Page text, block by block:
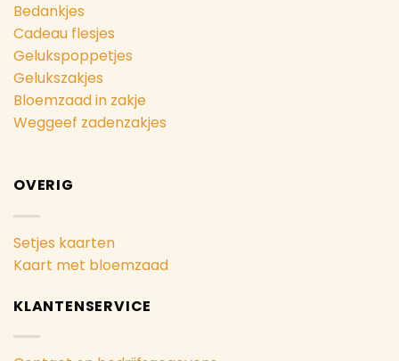
Bedankjes
Cadeau flesjes
Gelukspoppetjes
Gelukszakjes
Bloemzaad in zakje
Weggeef zadenzakjes
OVERIG
Setjes kaarten
Kaart met bloemzaad
KLANTENSERVICE